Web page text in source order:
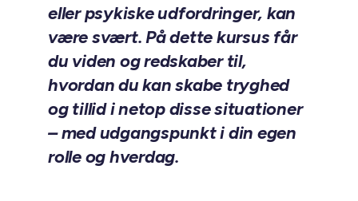
eller psykiske udfordringer, kan
være svært. På dette kursus får
du viden og redskaber til,
hvordan du kan skabe tryghed
og tillid i netop disse situationer
– med udgangspunkt i din egen
rolle og hverdag.